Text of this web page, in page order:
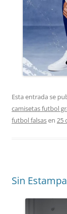
Esta entrada se
camisetas futbol
futbol falsasen 25
Sin